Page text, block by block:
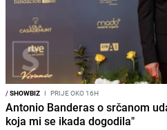
/SHOWBIZ I PRIJE OKO 16H
Antonio Banderas o srčanom
koja mi se ikada dogodila"